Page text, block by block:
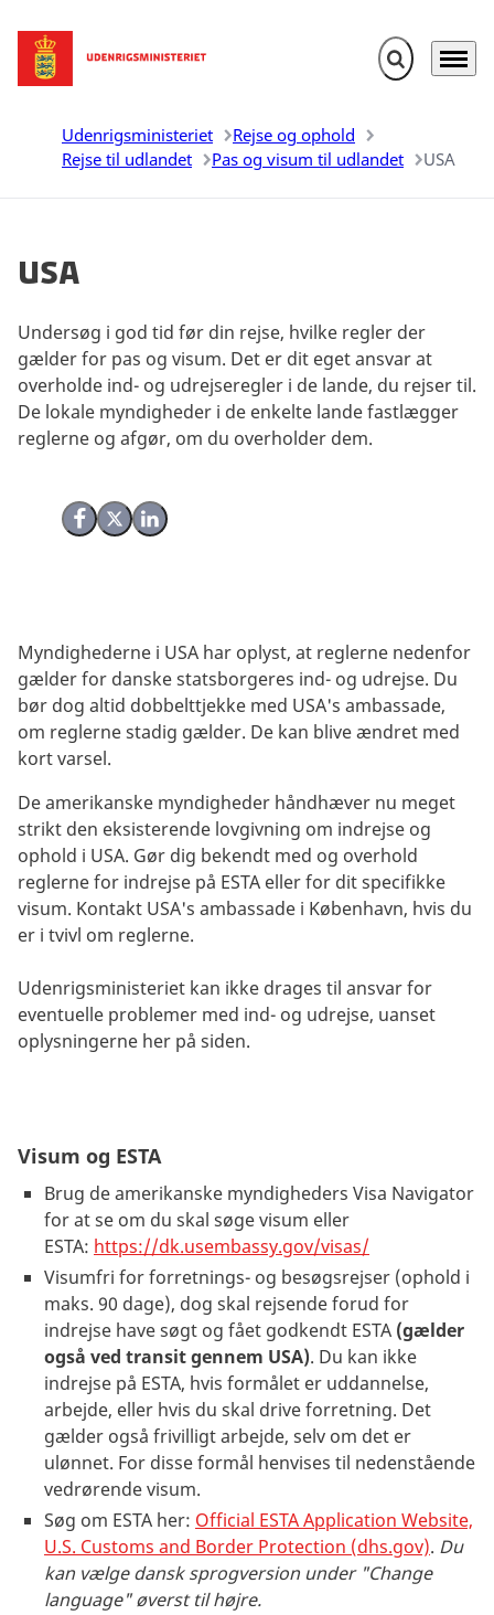
Gå til forsiden Fold søgefelt
Menu
Udenrigsministeriet
Rejse og ophold
Rejse til udlandet
Pas og visum til udlandet USA
USA
Del på Facebook
Del på X (Twitter)
Del på LinkedIn
Undersøg i god tid før din rejse, hvilke regler der
gælder for pas og visum. Det er dit eget ansvar at
overholde ind- og udrejseregler i de lande, du rejser til.
De lokale myndigheder i de enkelte lande fastlægger
reglerne og afgør, om du overholder dem.
Myndighederne i USA har oplyst, at reglerne nedenfor
gælder for danske statsborgeres ind- og udrejse. Du
bør dog altid dobbelttjekke med USA's ambassade,
om reglerne stadig gælder. De kan blive ændret med
kort varsel.
De amerikanske myndigheder håndhæver nu meget
strikt den eksisterende lovgivning om indrejse og
ophold i USA. Gør dig bekendt med og overhold
reglerne for indrejse på ESTA eller for dit specifikke
visum. Kontakt USA's ambassade i København, hvis du
er i tvivl om reglerne.
Udenrigsministeriet kan ikke drages til ansvar for
eventuelle problemer med ind- og udrejse, uanset
oplysningerne her på siden.
Visum og ESTA
Brug de amerikanske myndigheders Visa Navigator
for at se om du skal søge visum eller
ESTA: https://dk.usembassy.gov/visas/
Visumfri for forretnings- og besøgsrejser (ophold i
maks. 90 dage), dog skal rejsende forud for
indrejse have søgt og fået godkendt ESTA (gælder
også ved transit gennem USA). Du kan ikke
indrejse på ESTA, hvis formålet er uddannelse,
arbejde, eller hvis du skal drive forretning. Det
gælder også frivilligt arbejde, selv om det er
ulønnet. For disse formål henvises til nedenstående
vedrørende visum.
Søg om ESTA her: Official ESTA Application Website,
U.S. Customs and Border Protection (dhs.gov). Du
kan vælge dansk sprogversion under "Change
language" øverst til højre.